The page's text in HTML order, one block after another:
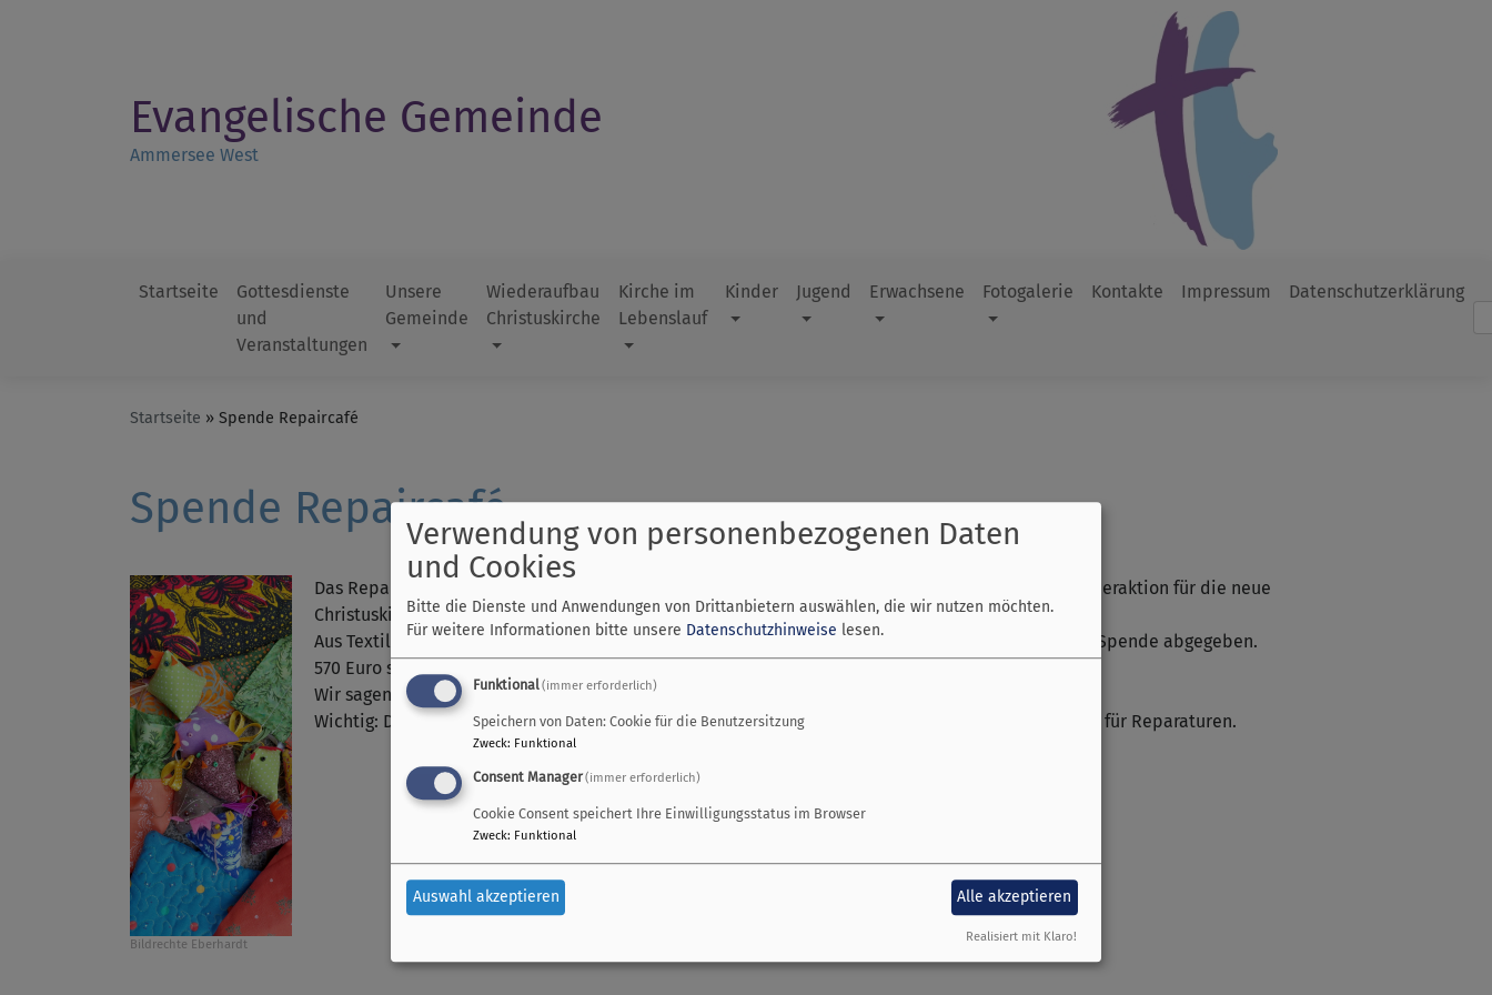
Evangelische Gemeinde
Ammersee West
Hauptnavigation
Startseite
Gottesdienste
und
Veranstaltungen
Unsere
Gemeinde
Wiederaufbau
Christuskirche
Kirche im
Lebenslauf
Kinder Jugend Erwachsene Fotogalerie Kontakte Impressum
Datenschutzerklärung
Startseite Spende Repaircafé
Spende Repaircafé
Bildrechte Eberhardt
Das Repaircafé Dießen, das sich im evangelischen Gemeindehaus Dießen trifft, hat sich eine Sonderaktion für die neue
Christuskirche ausgedacht.
Aus Textilresten wurden kleine Tiere, Geschenksäckchen, Turnbeutel und mehr genäht und gegen Spende abgegeben.
570 Euro sind so zusammengekommen!
Wir sagen herzlich: Danke!
Wichtig: Das Geld stammt ausschließlich aus der Sonderaktion. Es stammt nicht aus den Spenden für Reparaturen.
Verwendung von personenbezogenen Daten
und Cookies
Bitte die Dienste und Anwendungen von Drittanbietern auswählen, die wir nutzen möchten.
Für weitere Informationen bitte unsere Datenschutzhinweise lesen.
Funktional(immer erforderlich)
Speichern von Daten: Cookie für die Benutzersitzung
Zweck: Funktional
Consent Manager(immer erforderlich)
Cookie Consent speichert Ihre Einwilligungsstatus im Browser
Zweck: Funktional
Auswahl akzeptieren Alle akzeptieren
Realisiert mit Klaro!